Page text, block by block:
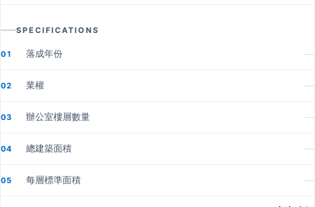
SPECIFICATIONS
01 落成年份 —
02 業權 —
03 辦公室樓層數量 —
04 總建築面積 —
05 每層標準面積 —